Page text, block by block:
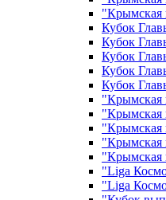
"Крымская
Кубок
Кубок
Кубок
Кубок
Кубок
"Крымская
"Крымская
"Крымская
"Крымская
"Крымская
"Liga
"Liga